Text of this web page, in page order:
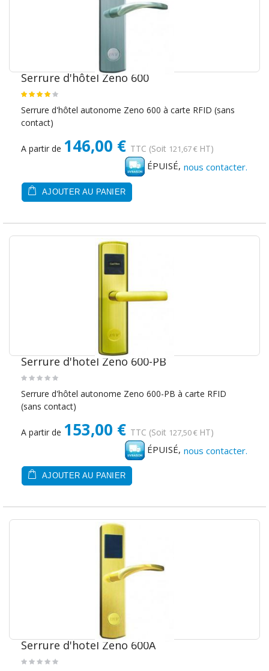
Serrure d'hôtel Zeno 600
Serrure d'hôtel autonome Zeno 600 à carte RFID (sans
contact)
A partir de 146,00 € TTC (Soit 121,67 € HT)
ÉPUISÉ, nous contacter.
AJOUTER AU PANIER
Serrure d'hotel Zeno 600-PB
Serrure d'hôtel autonome Zeno 600-PB à carte RFID
(sans contact)
A partir de 153,00 € TTC (Soit 127,50 € HT)
ÉPUISÉ, nous contacter.
AJOUTER AU PANIER
Serrure d'hotel Zeno 600A